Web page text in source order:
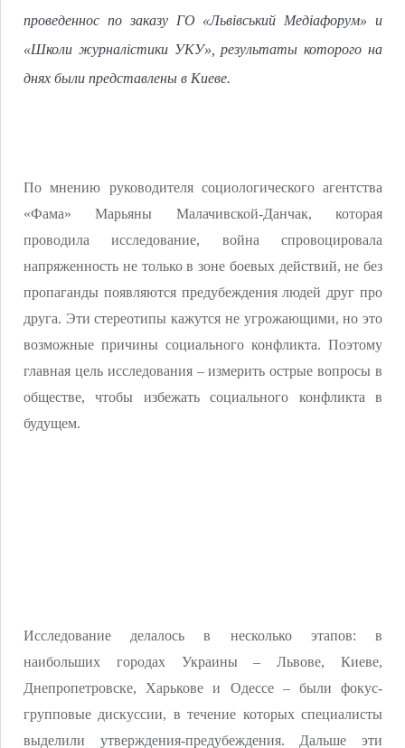
проведеннос по заказу ГО «Львівський Медіафорум» и
«Школи журналістики УКУ», результаты которого на
днях были представлены в Киеве.
По мнению руководителя социологического агентства
«Фама» Марьяны Малачивской-Данчак, которая
проводила исследование, война спровоцировала
напряженность не только в зоне боевых действий, не без
пропаганды появляются предубеждения людей друг про
друга. Эти стереотипы кажутся не угрожающими, но это
возможные причины социального конфликта. Поэтому
главная цель исследования – измерить острые вопросы в
обществе, чтобы избежать социального конфликта в
будущем.
Исследование делалось в несколько этапов: в
наибольших городах Украины – Львове, Киеве,
Днепропетровске, Харькове и Одессе – были фокус-
групповые дискуссии, в течение которых специалисты
выделили утверждения-предубеждения. Дальше эти